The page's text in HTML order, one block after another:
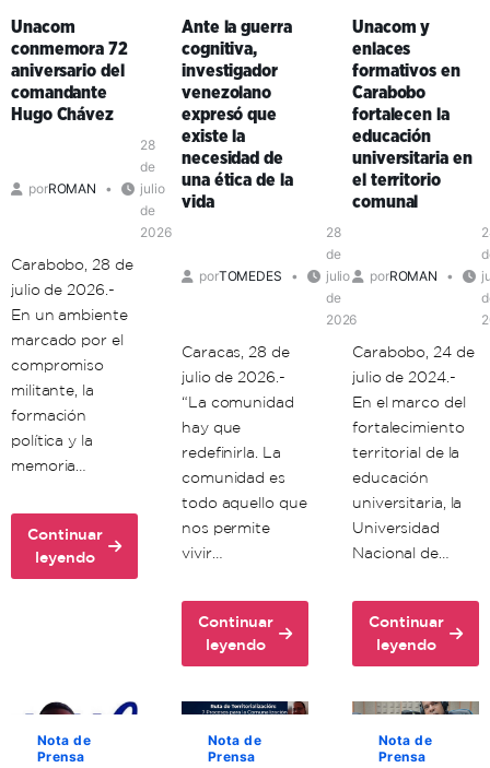
comunicación
popular
como
clave
de
en
en
Mérida
Aragua
y
Carabobo
Unacom
conmemora 72
aniversario del
comandante
Hugo Chávez
porROMAN
28
de
julio
de
2026
Carabobo, 28 de
julio de 2026.-
En un ambiente
marcado por el
compromiso
militante, la
formación
política y la
memoria…
Continuar
leyendo
about
Unacom
Hugo
Chávez
Ante la guerra
cognitiva,
investigador
venezolano
expresó que
existe la
necesidad de
una ética de la
vida
porTOMEDES
28
de
julio
de
2026
Caracas, 28 de
julio de 2026.-
“La comunidad
hay que
redefinirla. La
comunidad es
todo aquello que
nos permite
vivir…
Continuar
leyendo
about
Ante
guerra
cognitiva,
investigador
Unacom y
enlaces
formativos en
Carabobo
fortalecen la
educación
universitaria en
el territorio
comunal
porROMAN
Carabobo, 24 de
julio de 2024.-
En el marco del
fortalecimiento
territorial de la
educación
universitaria, la
Universidad
Nacional de…
Continuar
leyendo
about
Unacom
enlaces
formativos
en
Nota de
Prensa
Nota de
Prensa
Nota de
Prensa